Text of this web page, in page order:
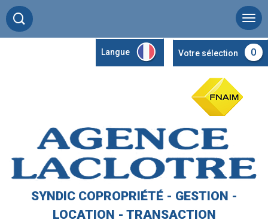
Langue Votre sélection 0
SYNDIC COPROPRIÉTÉ - GESTION -
LOCATION - TRANSACTION